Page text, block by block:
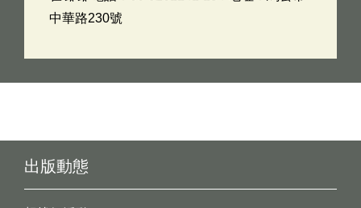
中華路230號
出版動態